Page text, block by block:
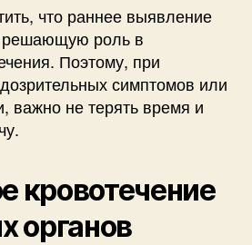
что раннее выявление
решающую роль в
Поэтому, при
симптомов или
важно не терять время и
кровотечение
органов